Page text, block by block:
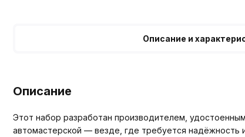
Описание и
Описание
Этот набор разработан производителем,
автомастерской — везде, где требуется надёжность